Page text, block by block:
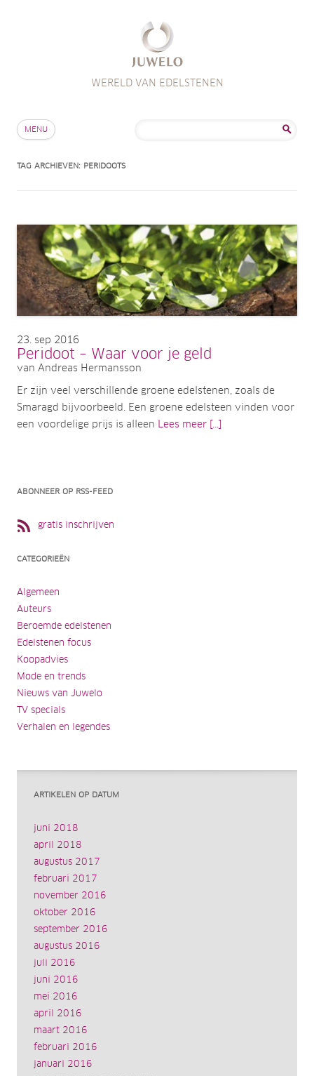
WERELD VAN EDELSTENEN
MENU
TAG ARCHIEVEN: PERIDOOTS
23 sep 2016
Peridoot – Waar voor je geld
van Andreas Hermansson
Er zijn veel verschillende groene edelstenen, zoals de
Smaragd bijvoorbeeld. Een groene edelsteen vinden voor
een voordelige prijs is alleen Lees meer [...]
ABONNEER OP RSS-FEED
gratis inschrijven
CATEGORIEËN
Algemeen
Auteurs
Beroemde edelstenen
Edelstenen focus
Koopadvies
Mode en trends
Nieuws van Juwelo
TV specials
Verhalen en legendes
ARTIKELEN OP DATUM
juni 2018
april 2018
augustus 2017
februari 2017
november 2016
oktober 2016
september 2016
augustus 2016
juli 2016
juni 2016
mei 2016
april 2016
maart 2016
februari 2016
januari 2016